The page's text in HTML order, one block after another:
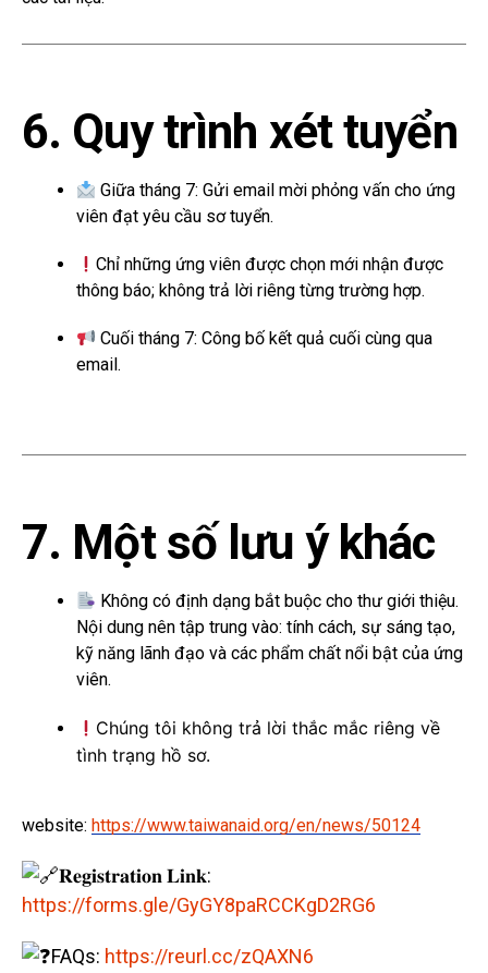
6. Quy trình xét tuyển
Giữa tháng 7: Gửi email mời phỏng vấn cho ứng
viên đạt yêu cầu sơ tuyển.
Chỉ những ứng viên được chọn mới nhận được
thông báo; không trả lời riêng từng trường hợp.
Cuối tháng 7: Công bố kết quả cuối cùng qua
email.
7. Một số lưu ý khác
Không có định dạng bắt buộc cho thư giới thiệu.
Nội dung nên tập trung vào: tính cách, sự sáng tạo,
kỹ năng lãnh đạo và các phẩm chất nổi bật của ứng
viên.
Chúng tôi không trả lời thắc mắc riêng về
tình trạng hồ sơ.
website: https://www.taiwanaid.org/en/news/50124
𝐑𝐞𝐠𝐢𝐬𝐭𝐫𝐚𝐭𝐢𝐨𝐧 𝐋𝐢𝐧𝐤:
https://forms.gle/GyGY8paRCCKgD2RG6
FAQs: https://reurl.cc/zQAXN6